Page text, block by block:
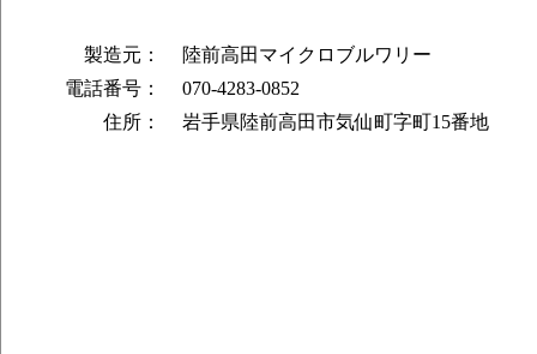
製造元：
陸前高田マイクロブルワリー
電話番号：
070-4283-0852
住所：
岩手県陸前高田市気仙町字町15番地